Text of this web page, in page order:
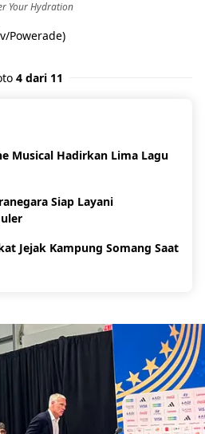
Your Hydration
Powerade)
4 dari 11
Musical Hadirkan Lima Lagu
Siap Layani
Jejak Kampung Somang Saat